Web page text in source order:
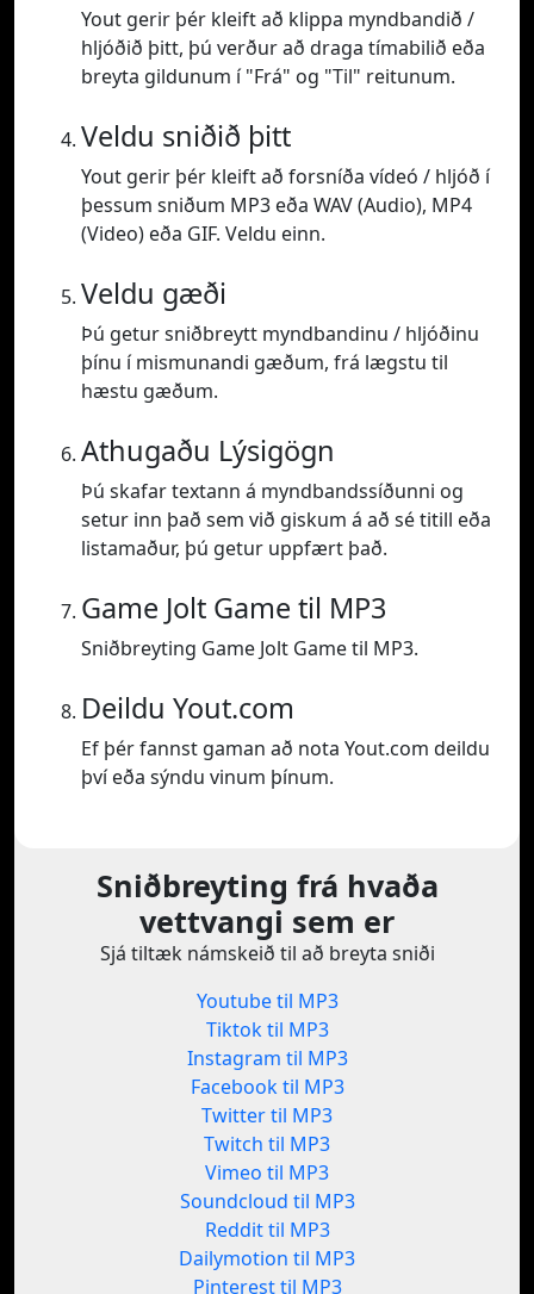
Yout gerir þér kleift að klippa myndbandið /
hljóðið þitt, þú verður að draga tímabilið eða
breyta gildunum í "Frá" og "Til" reitunum.
Veldu sniðið þitt
Yout gerir þér kleift að forsníða vídeó / hljóð í
þessum sniðum MP3 eða WAV (Audio), MP4
(Video) eða GIF. Veldu einn.
Veldu gæði
Þú getur sniðbreytt myndbandinu / hljóðinu
þínu í mismunandi gæðum, frá lægstu til
hæstu gæðum.
Athugaðu Lýsigögn
Þú skafar textann á myndbandssíðunni og
setur inn það sem við giskum á að sé titill eða
listamaður, þú getur uppfært það.
Game Jolt Game til MP3
Sniðbreyting Game Jolt Game til MP3.
Deildu Yout.com
Ef þér fannst gaman að nota Yout.com deildu
því eða sýndu vinum þínum.
Sniðbreyting frá hvaða
vettvangi sem er
Sjá tiltæk námskeið til að breyta sniði
Youtube til MP3
Tiktok til MP3
Instagram til MP3
Facebook til MP3
Twitter til MP3
Twitch til MP3
Vimeo til MP3
Soundcloud til MP3
Reddit til MP3
Dailymotion til MP3
Pinterest til MP3